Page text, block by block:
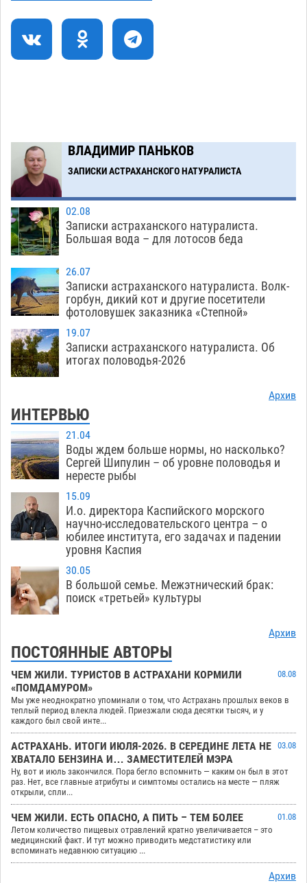
земельного массива для льготников
14:44
Астраханские кутилы сменили барные стойки
на полицейские дежурки
ВЛАДИМИР ПАНЬКОВ
ЗАПИСКИ АСТРАХАНСКОГО НАТУРАЛИСТА
02.08
Записки астраханского натуралиста.
Большая вода – для лотосов беда
26.07
Записки астраханского натуралиста. Волк-
горбун, дикий кот и другие посетители
фотоловушек заказника «Степной»
19.07
Записки астраханского натуралиста. Об
итогах половодья-2026
Архив
ИНТЕРВЬЮ
21.04
Воды ждем больше нормы, но насколько?
Сергей Шипулин – об уровне половодья и
нересте рыбы
15.09
И.о. директора Каспийского морского
научно-исследовательского центра – о
юбилее института, его задачах и падении
уровня Каспия
30.05
В большой семье. Межэтнический брак:
поиск «третьей» культуры
Архив
ПОСТОЯННЫЕ АВТОРЫ
ЧЕМ ЖИЛИ. ТУРИСТОВ В АСТРАХАНИ КОРМИЛИ
«ПОМДАМУРОМ»
08.08
Мы уже неоднократно упоминали о том, что Астрахань прошлых веков в
теплый период влекла людей. Приезжали сюда десятки тысяч, и у
каждого был свой инте...
АСТРАХАНЬ. ИТОГИ ИЮЛЯ-2026. В СЕРЕДИНЕ ЛЕТА НЕ
ХВАТАЛО БЕНЗИНА И… ЗАМЕСТИТЕЛЕЙ МЭРА
03.08
Ну, вот и июль закончился. Пора бегло вспомнить — каким он был в этот
раз. Нет, все главные атрибуты и симптомы остались на месте — пляж
открыли, спли...
ЧЕМ ЖИЛИ. ЕСТЬ ОПАСНО, А ПИТЬ – ТЕМ БОЛЕЕ
01.08
Летом количество пищевых отравлений кратно увеличивается – это
медицинский факт. И тут можно приводить медстатистику или
вспоминать недавнюю ситуацию ...
Архив